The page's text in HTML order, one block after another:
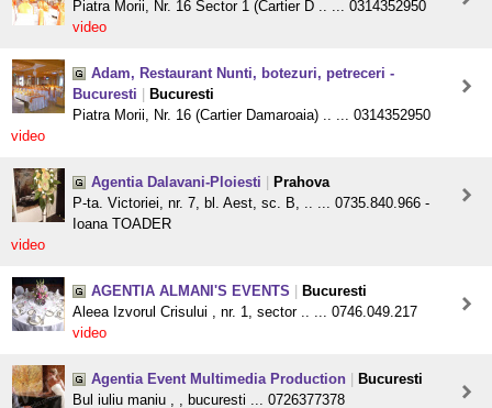
Piatra Morii, Nr. 16 Sector 1 (Cartier D .. ... 0314352950
video
Adam, Restaurant Nunti, botezuri, petreceri -
Bucuresti
Bucuresti
Piatra Morii, Nr. 16 (Cartier Damaroaia) .. ... 0314352950
video
Agentia Dalavani-Ploiesti
Prahova
P-ta. Victoriei, nr. 7, bl. Aest, sc. B, .. ... 0735.840.966 -
Ioana TOADER
video
AGENTIA ALMANI'S EVENTS
Bucuresti
Aleea Izvorul Crisului , nr. 1, sector .. ... 0746.049.217
video
Agentia Event Multimedia Production
Bucuresti
Bul iuliu maniu , , bucuresti ... 0726377378